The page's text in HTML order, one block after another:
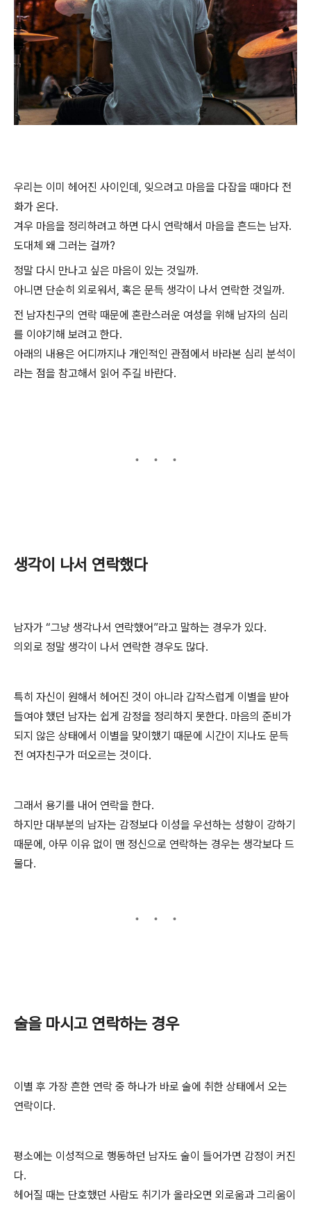
우리는 이미 헤어진 사이인데, 잊으려고 마음을 다잡을 때마다 전
화가 온다.
겨우 마음을 정리하려고 하면 다시 연락해서 마음을 흔드는 남자.
도대체 왜 그러는 걸까?
정말 다시 만나고 싶은 마음이 있는 것일까.
아니면 단순히 외로워서, 혹은 문득 생각이 나서 연락한 것일까.
전 남자친구의 연락 때문에 혼란스러운 여성을 위해 남자의 심리
를 이야기해 보려고 한다.
아래의 내용은 어디까지나 개인적인 관점에서 바라본 심리 분석이
라는 점을 참고해서 읽어 주길 바란다.
생각이 나서 연락했다
남자가 “그냥 생각나서 연락했어”라고 말하는 경우가 있다.
의외로 정말 생각이 나서 연락한 경우도 많다.
특히 자신이 원해서 헤어진 것이 아니라 갑작스럽게 이별을 받아
들여야 했던 남자는 쉽게 감정을 정리하지 못한다. 마음의 준비가
되지 않은 상태에서 이별을 맞이했기 때문에 시간이 지나도 문득
전 여자친구가 떠오르는 것이다.
그래서 용기를 내어 연락을 한다.
하지만 대부분의 남자는 감정보다 이성을 우선하는 성향이 강하기
때문에, 아무 이유 없이 맨 정신으로 연락하는 경우는 생각보다 드
물다.
술을 마시고 연락하는 경우
이별 후 가장 흔한 연락 중 하나가 바로 술에 취한 상태에서 오는
연락이다.
평소에는 이성적으로 행동하던 남자도 술이 들어가면 감정이 커진
다.
헤어질 때는 단호했던 사람도 취기가 올라오면 외로움과 그리움이